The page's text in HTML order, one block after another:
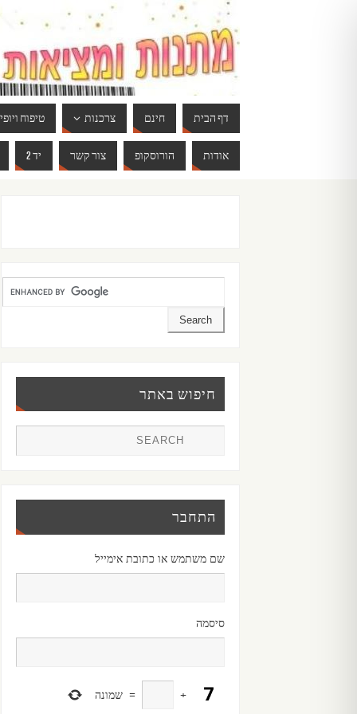
דף הבית חינם צרכנות טיפוח ויופי
אודות הורוסקופ צור קשר יד 2
חיפוש באתר
התחבר
שם משתמש או כתובת אימייל
סיסמה
+
= שמונה